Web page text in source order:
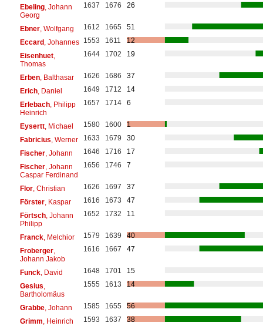
Ebeling, Johann
Georg
1637 1676 26
Ebner, Wolfgang 1612 1665
51
Eccard, Johannes 1553 1611
12
Eisenhuet,
Thomas
1644 1702 19
Erben, Balthasar 1626 1686
37
Erich, Daniel 1649 1712
14
Erlebach, Philipp
Heinrich
1657 1714 6
Eysertt, Michael 1580 1600
1
Fabricius , Werner 1633 1679
30
Fischer, Johann 1646 1716
17
Fischer, Johann
Caspar Ferdinand
1656 1746 7
Flor, Christian 1626 1697
37
Förster, Kaspar 1616 1673
47
Förtsch, Johann
Philipp
1652 1732 11
Franck, Melchior 1579 1639
40
Froberger,
Johann Jakob
1616 1667 47
Funck, David 1648 1701
15
Gesius
Bartholomäus
1555 1613 14
Grabbe, Johann 1585 1655
56
Grimm , Heinrich 1593 1637
38